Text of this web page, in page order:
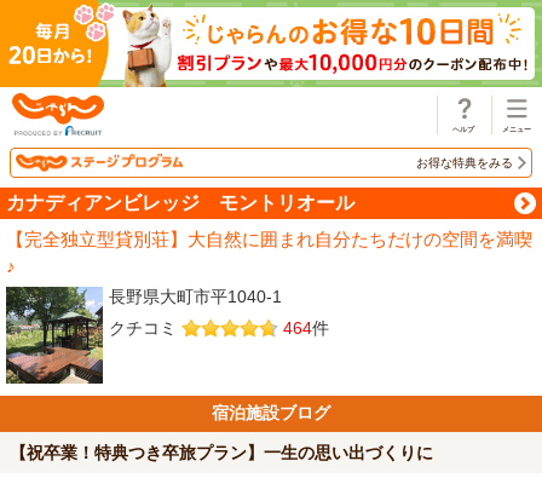
お得な特典をみる
カナディアンビレッジ モントリオール
【完全独立型貸別荘】大自然に囲まれ自分たちだけの空間を満喫
♪
長野県大町市平1040-1
クチコミ
464件
宿泊施設ブログ
【祝卒業！特典つき卒旅プラン】一生の思い出づくりに